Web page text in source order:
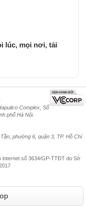
lúc, mọi nơi, tải
Complex, Số
phố Hà Nội.
phường 6, quận 3, TP. Hồ Chí
internet số 3634/GP-TTĐT do Sở